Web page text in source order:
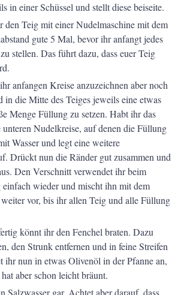
in einer Schüssel und stellt diese beiseite.
den Teig mit einer Nudelmaschine mit dem
gute 5 Mal, bevor ihr anfangt jedes
stellen. Das führt dazu, dass euer Teig
anfangen Kreise anzuzeichnen aber noch
in die Mitte des Teiges jeweils eine etwas
Menge Füllung zu setzen. Habt ihr das
unteren Nudelkreise, auf denen die Füllung
Wasser und legt eine weitere
Drückt nun die Ränder gut zusammen und
Den Verschnitt verwendet ihr beim
einfach wieder und mischt ihn mit dem
vor, bis ihr allen Teig und alle Füllung
könnt ihr den Fenchel braten. Dazu
den Strunk entfernen und in feine Streifen
ihr nun in etwas Olivenöl in der Pfanne an,
aber schon leicht bräunt.
gar. Achtet aber darauf, dass